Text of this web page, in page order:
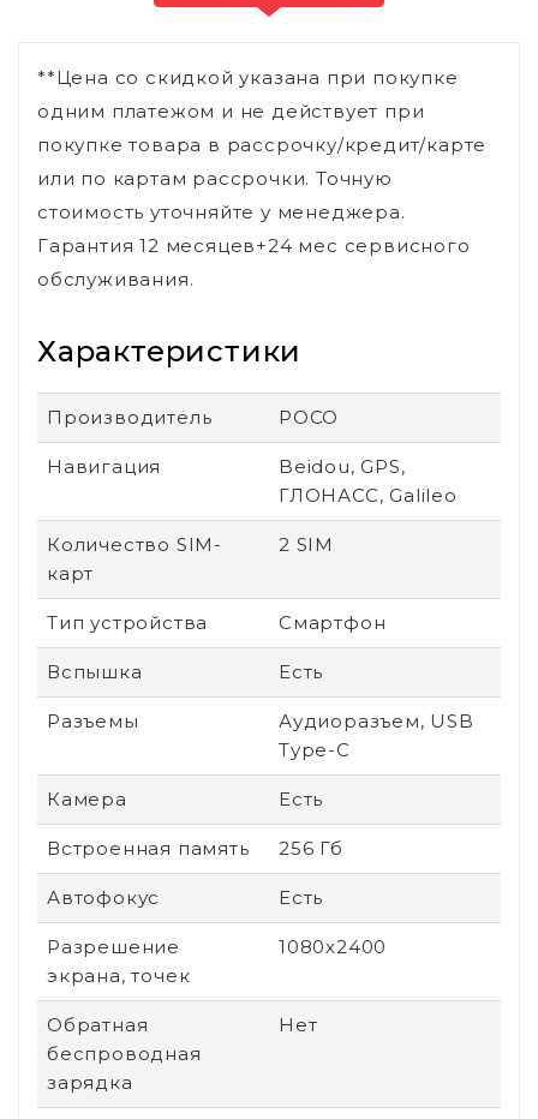
**Цена со скидкой указана при покупке
одним платежом и не действует при
покупке товара в рассрочку/кредит/карте
или по картам рассрочки. Точную
стоимость уточняйте у менеджера.
Гарантия 12 месяцев+24 мес сервисного
обслуживания.
Характеристики
Производитель POCO
Навигация
Beidou, GPS,
ГЛОНАСС, Galileo
Количество SIM-
карт
2 SIM
Тип устройства Смартфон
Вспышка Есть
Разъемы
Аудиоразъем, USB
Type-C
Камера Есть
Встроенная память 256 Гб
Автофокус Есть
Разрешение
экрана, точек
1080x2400
Обратная
беспроводная
зарядка
Нет